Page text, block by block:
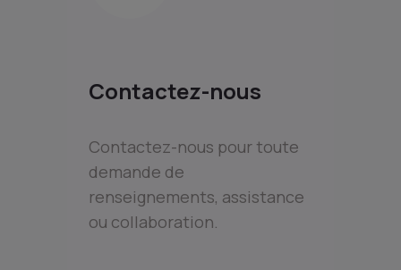
Contactez-nous
Contactez-nous pour toute
demande de
renseignements, assistance
ou collaboration.